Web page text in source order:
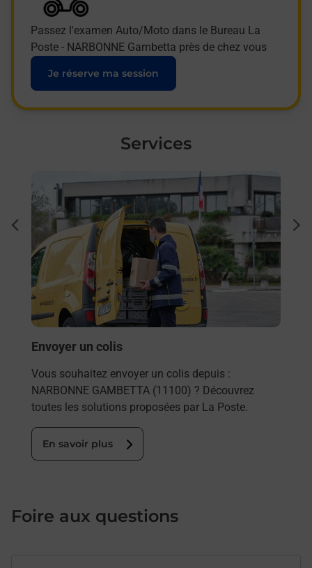
Passez l'examen Auto/Moto dans le Bureau La
Poste - NARBONNE Gambetta près de chez vous
Je réserve ma session
Services
En savoir plus
Envoyer un colis
Vous souhaitez envoyer un colis depuis :
NARBONNE GAMBETTA (11100) ? Découvrez
toutes les solutions proposées par La Poste.
En savoir plus
Foire aux questions